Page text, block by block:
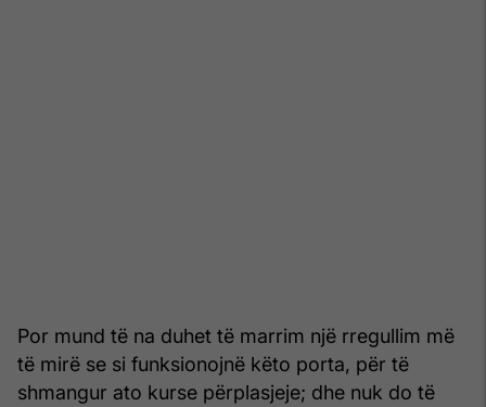
Por mund të na duhet të marrim një rregullim më
të mirë se si funksionojnë këto porta, për të
shmangur ato kurse përplasjeje; dhe nuk do të